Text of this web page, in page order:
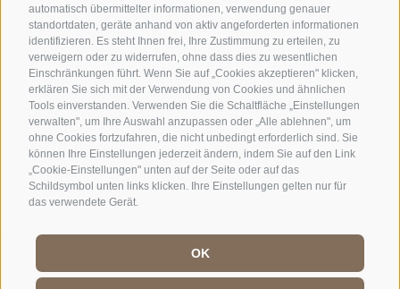
automatisch übermittelter informationen, verwendung genauer
standortdaten, geräte anhand von aktiv angeforderten informationen
identifizieren. Es steht Ihnen frei, Ihre Zustimmung zu erteilen, zu
verweigern oder zu widerrufen, ohne dass dies zu wesentlichen
Einschränkungen führt. Wenn Sie auf „Cookies akzeptieren" klicken,
erklären Sie sich mit der Verwendung von Cookies und ähnlichen
Tools einverstanden. Verwenden Sie die Schaltfläche „Einstellungen
verwalten", um Ihre Auswahl anzupassen oder „Alle ablehnen", um
ohne Cookies fortzufahren, die nicht unbedingt erforderlich sind. Sie
können Ihre Einstellungen jederzeit ändern, indem Sie auf den Link
„Cookie-Einstellungen" unten auf der Seite oder auf das
Schildsymbol unten links klicken. Ihre Einstellungen gelten nur für
das verwendete Gerät.
OK
KONTAKTE BESUCHERZENTREN
GEFÜHRTE
NATURERLEBNISSE
SCHULEN
//